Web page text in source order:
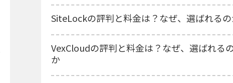
SiteLockの評判と料金は？なぜ、選ばれる
VexCloudの評判と料金は？なぜ、選ばれる
か